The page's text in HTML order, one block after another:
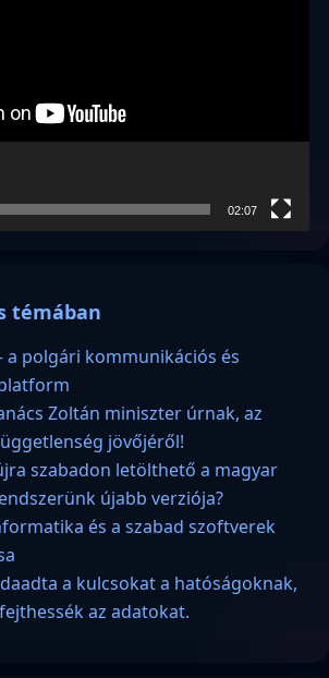
02:07
témában
a polgári kommunikációs és
Zoltán miniszter úrnak, az
jövőjéről!
szabadon letölthető a magyar
újabb verziója?
és a szabad szoftverek
a kulcsokat a hatóságoknak,
az adatokat.